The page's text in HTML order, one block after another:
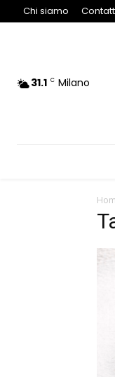
Chi siamo
31.1 C Milano